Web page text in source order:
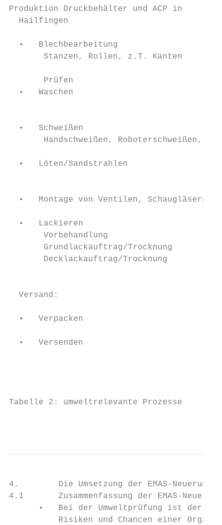
Produktion Druckbehälter und ACP in
Hailfingen
•   Blechbearbeitung
Stanzen, Rollen, z.T. Kanten
Prüfen
  •   Waschen
  •   Schweißen
Handschweißen, Roboterschweißen,
  •   Löten/Sandstrahlen
•   Montage von Ventilen, Schaugläsern,
  •   Lackieren
Vorbehandlung
Grundlackauftrag/Trocknung
Decklackauftrag/Trocknung
Versand:
•   Verpacken
  •   Versenden
Tabelle 2: umweltrelevante Prozesse
4.        Die Umsetzung der EMAS-Neuerungen
4.1       Zusammenfassung der EMAS-
•   Bei der Umweltprüfung ist der
Risiken und Chancen einer